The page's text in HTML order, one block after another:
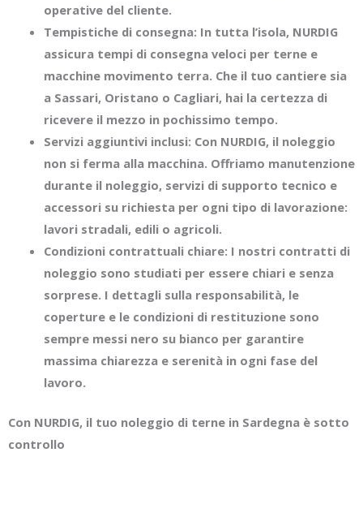
operative del cliente.
Tempistiche di consegna: In tutta l’isola, NURDIG
assicura tempi di consegna veloci per terne e
macchine movimento terra. Che il tuo cantiere sia
a Sassari, Oristano o Cagliari, hai la certezza di
ricevere il mezzo in pochissimo tempo.
Servizi aggiuntivi inclusi: Con NURDIG, il noleggio
non si ferma alla macchina. Offriamo manutenzione
durante il noleggio, servizi di supporto tecnico e
accessori su richiesta per ogni tipo di lavorazione:
lavori stradali, edili o agricoli.
Condizioni contrattuali chiare: I nostri contratti di
noleggio sono studiati per essere chiari e senza
sorprese. I dettagli sulla responsabilità, le
coperture e le condizioni di restituzione sono
sempre messi nero su bianco per garantire
massima chiarezza e serenità in ogni fase del
lavoro.
Con NURDIG, il tuo noleggio di terne in Sardegna è sotto
controllo